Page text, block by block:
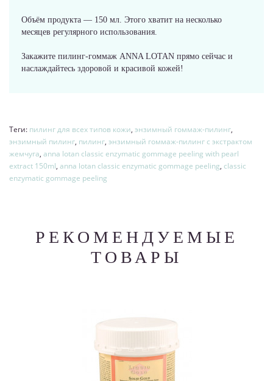
Объём продукта — 150 мл. Этого хватит на несколько
месяцев регулярного использования.
Закажите пилинг-гоммаж ANNA LOTAN прямо сейчас и
наслаждайтесь здоровой и красивой кожей!
Теги: пилинг для всех типов кожи, энзимный гоммаж-пилинг,
энзимный пилинг, пилинг, энзимный гоммаж-пилинг с экстрактом
жемчуга, anna lotan classic enzymatic gommage peeling with pearl
extract 150ml, anna lotan classic enzymatic gommage peeling, classic
enzymatic gommage peeling
РЕКОМЕНДУЕМЫЕ
ТОВАРЫ